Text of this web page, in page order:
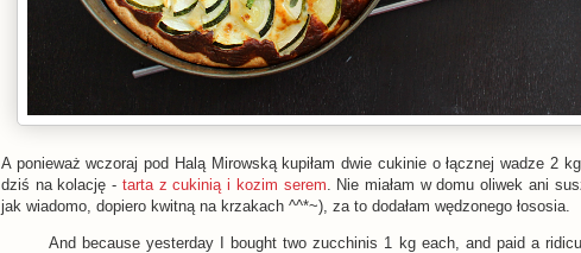
A ponieważ wczoraj pod Halą Mirowską kupiłam dwie cukinie o łącznej wadze 2
dziś na kolację - tarta z cukinią i kozim serem . Nie miałam w domu oliwek ani
jak wiadomo, dopiero kwitną na krzakach ^^*~), za to dodałam wędzonego łososia.
And because yesterday I bought two zucchinis 1 kg each, and paid a